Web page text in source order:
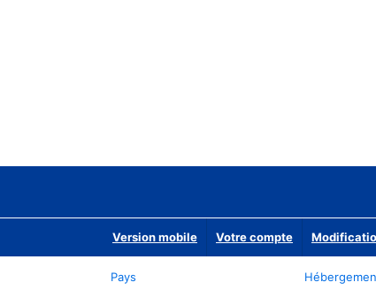
Version mobile Votre compte
Pays